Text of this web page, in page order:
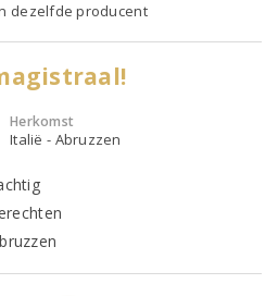
dezelfde producent
Herkomst
Italië - Abruzzen